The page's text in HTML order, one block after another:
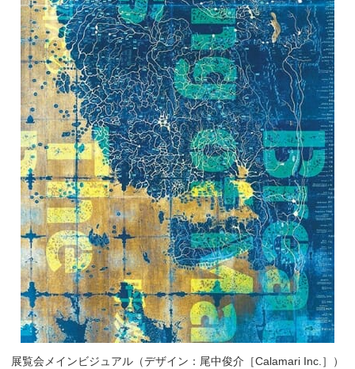
展覧会メインビジュアル（デザイン：尾中俊介［Calamari Inc.］）